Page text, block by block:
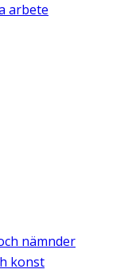
arbete
nämnder
konst